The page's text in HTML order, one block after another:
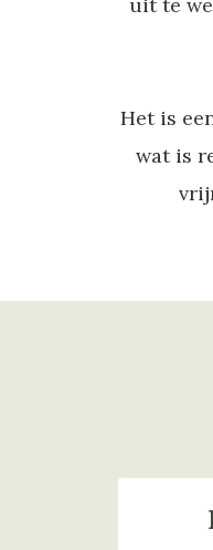
Het is
wat is